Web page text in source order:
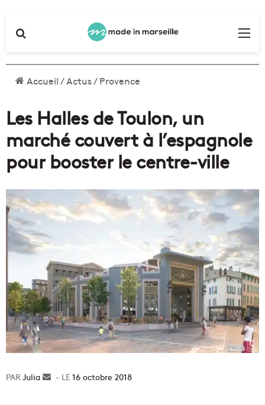
Accueil/Actus/Provence
Les Halles de Toulon, un
marché couvert à l’espagnole
pour booster le centre-ville
Julia
Envoyer16 octobre 2018